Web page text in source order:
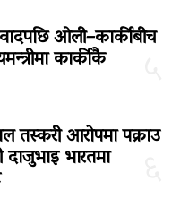
ओली–कार्कीबीच
कार्कीकै
तस्करी आरोपमा पक्राउ
भारतमा